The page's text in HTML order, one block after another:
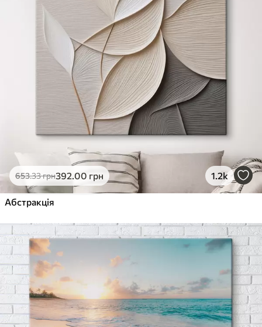
653.33грн392.00 грн 1.2k
Абстракція